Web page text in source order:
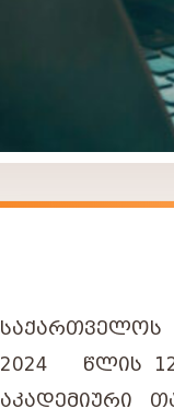
ᲡᲐᲥᲐᲠᲗᲕᲔᲚᲝᲡ
2024
ᲬᲚᲘᲡ
ᲐᲙᲐᲓᲔᲛᲘᲣᲠᲘ